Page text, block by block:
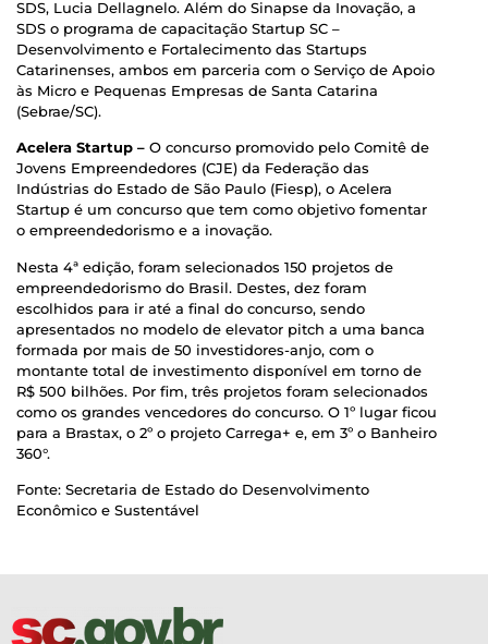
SDS, Lucia Dellagnelo. Além do Sinapse da Inovação, a
SDS o programa de capacitação Startup SC –
Desenvolvimento e Fortalecimento das Startups
Catarinenses, ambos em parceria com o Serviço de Apoio
às Micro e Pequenas Empresas de Santa Catarina
(Sebrae/SC).
Acelera Startup – O concurso promovido pelo Comitê de
Jovens Empreendedores (CJE) da Federação das
Indústrias do Estado de São Paulo (Fiesp), o Acelera
Startup é um concurso que tem como objetivo fomentar
o empreendedorismo e a inovação.
Nesta 4ª edição, foram selecionados 150 projetos de
empreendedorismo do Brasil. Destes, dez foram
escolhidos para ir até a final do concurso, sendo
apresentados no modelo de elevator pitch a uma banca
formada por mais de 50 investidores-anjo, com o
montante total de investimento disponível em torno de
R$ 500 bilhões. Por fim, três projetos foram selecionados
como os grandes vencedores do concurso. O 1º lugar ficou
para a Brastax, o 2º o projeto Carrega+ e, em 3º o Banheiro
360°.
Fonte: Secretaria de Estado do Desenvolvimento
Econômico e Sustentável